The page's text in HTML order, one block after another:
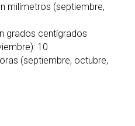
milímetros (septiembre,
grados centígrados
10
(septiembre, octubre,